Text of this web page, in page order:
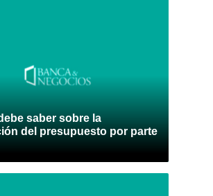
saber sobre la
del presupuesto por parte